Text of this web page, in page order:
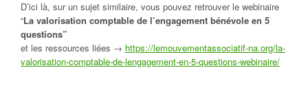
D’ici là, sur un sujet similaire, vous pouvez retrouver le webinaire
“La valorisation comptable de l’engagement bénévole en 5
questions”
et les ressources liées → https://lemouvementassociatif-na.org/la-
valorisation-comptable-de-lengagement-en-5-questions-webinaire/